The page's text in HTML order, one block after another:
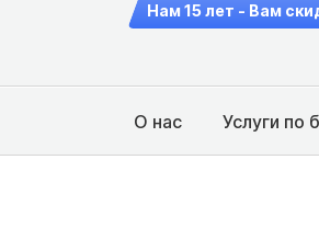
Нам 15 лет - Вам
О нас Услуги по